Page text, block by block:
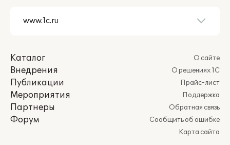
Каталог
Внедрения
Публикации
Мероприятия
Партнеры
Форум
О сайте
О решениях 1С
Прайс-лист
Поддержка
Обратная связь
Сообщить об ошибке
Карта сайта